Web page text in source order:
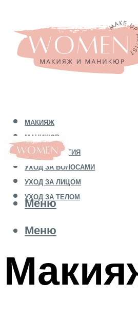
МАКИЯЖ
МАНИКЮР
КОСМЕТОЛОГИЯ
УХОД ЗА ВОЛОСАМИ
УХОД ЗА ЛИЦОМ
УХОД ЗА ТЕЛОМ
Меню
Меню